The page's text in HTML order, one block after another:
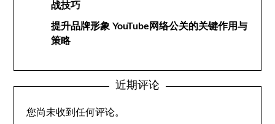
战技巧
提升品牌形象 YouTube网络公关的关键作用与
策略
近期评论
您尚未收到任何评论。